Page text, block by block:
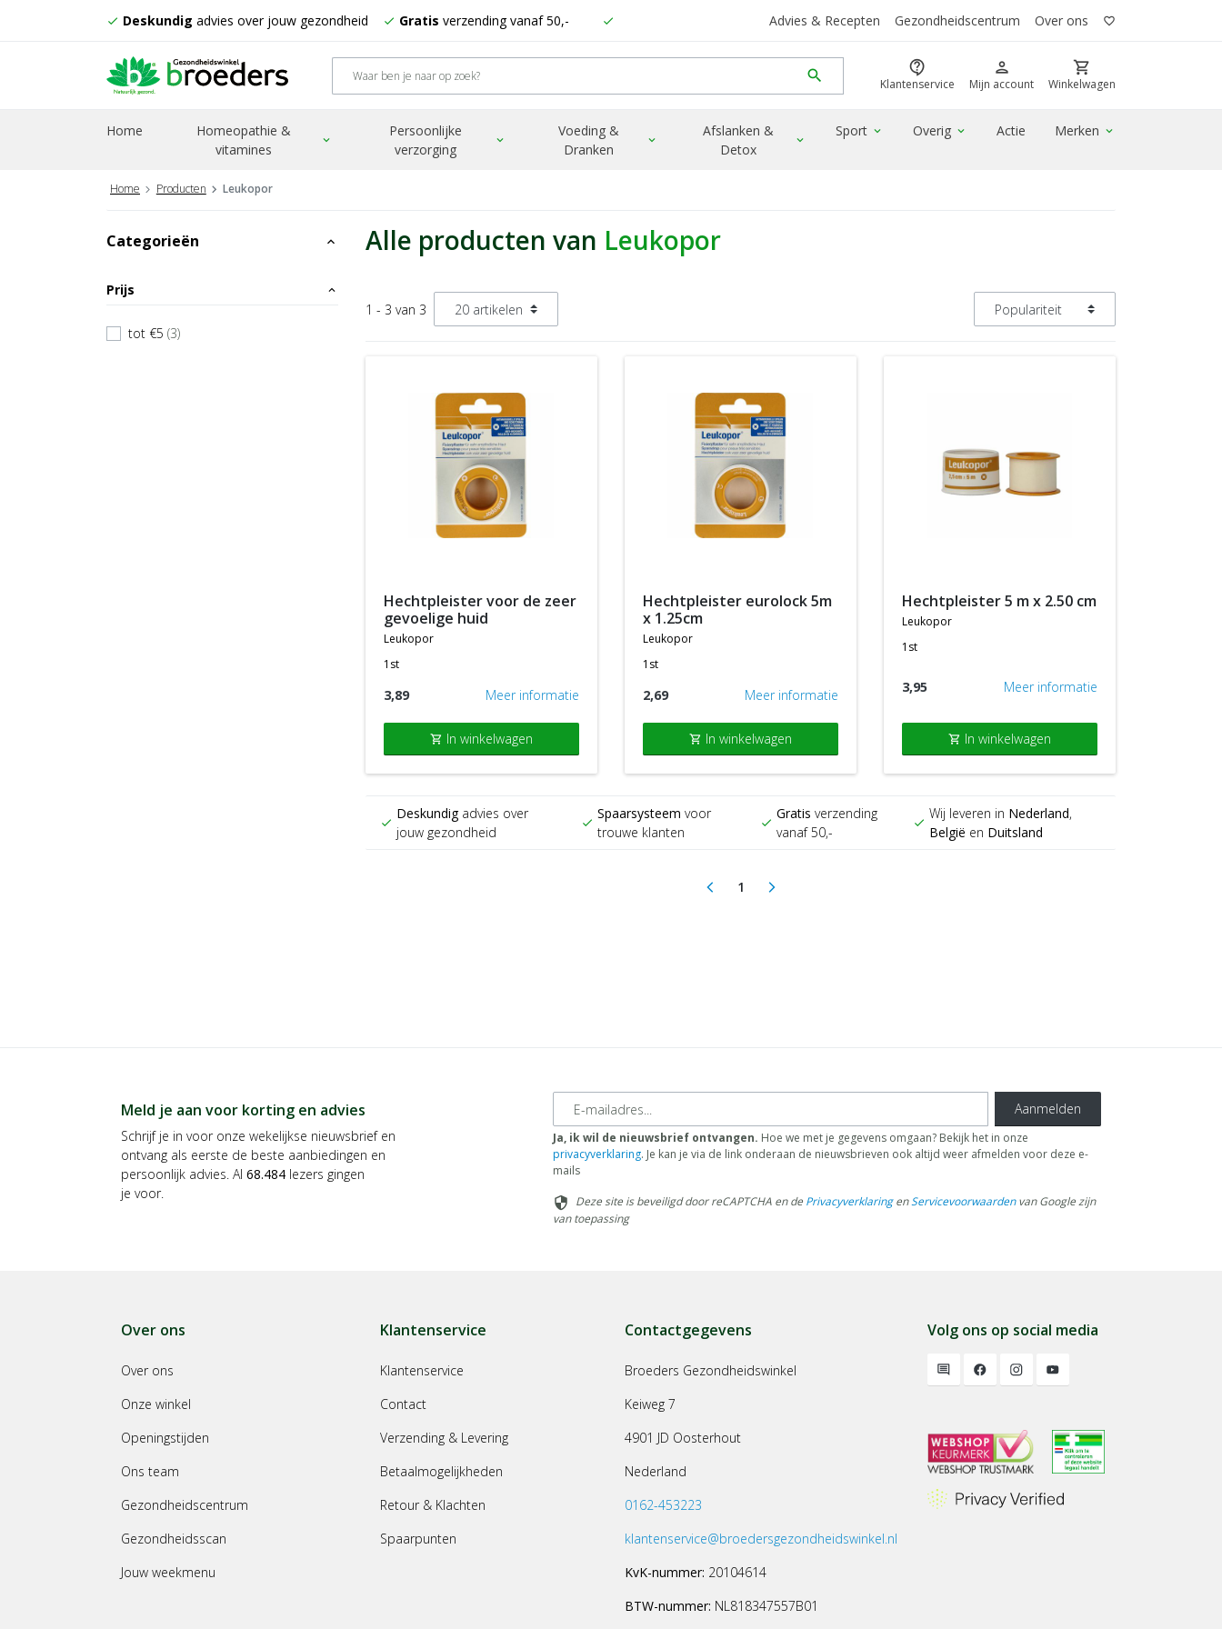
check Deskundig advies over jouw gezondheid check Gratis verzending vanaf 50,- check Advies & Recepten Gezondheidscentrum Over ons favorite_border
search contact_support
Klantenservice
person
Mijn account
shopping_cart
Winkelwagen
Home
Homeopathie &
vitamines
expand_more
Persoonlijke
verzorging
expand_more
Voeding &
Dranken
expand_more
Afslanken &
Detox
expand_more
Sport expand_more Overig expand_more Actie Merken expand_more
Home Producten Leukopor
Categorieën expand_less
Prijs expand_less
tot €5 (3)
Alle producten van Leukopor
1 - 3 van 3
hechtpleister voor de zeer
gevoelige huid
leukopor
1st
3,89 Meer informatie
shopping_cart In winkelwagen
hechtpleister eurolock 5m
x 1.25cm
leukopor
1st
2,69 Meer informatie
shopping_cart In winkelwagen
hechtpleister 5 m x 2.50 cm
leukopor
1st
3,95 Meer informatie
shopping_cart In winkelwagen
check
Deskundigadvies over
jouw gezondheid
check
Spaarsysteem voor
trouwe klanten
check
Gratis verzending
vanaf 50,-
check
Wij leveren in Nederland,
België en Duitsland
arrow_back_ios 1(current)
arrow_forward_ios
Meld je aan voor korting en advies
Schrijf je in voor onze wekelijkse nieuwsbrief en
ontvang als eerste de beste aanbiedingen en
persoonlijk advies. Al 68.484 lezers gingen
je voor.
E-mailadres Aanmelden
Ja, ik wil de nieuwsbrief ontvangen. Hoe we met je gegevens omgaan? Bekijk het in onze
privacyverklaring. Je kan je via de link onderaan de nieuwsbrieven ook altijd weer afmelden voor deze e-
mails
security Deze site is beveiligd door reCAPTCHA en de PrivacyverklaringenServicevoorwaardenvan Google zijn
van toepassing
Over ons
Over ons
Onze winkel
Openingstijden
Ons team
Gezondheidscentrum
Gezondheidsscan
Jouw weekmenu
Klantenservice
Klantenservice
Contact
Verzending & Levering
Betaalmogelijkheden
Retour & Klachten
Spaarpunten
Contactgegevens
Broeders Gezondheidswinkel
Keiweg 7
4901 JD Oosterhout
Nederland
0162-453223
klantenservice@broedersgezondheidswinkel.nl
KvK-nummer: 20104614
BTW-nummer: NL818347557B01
Volg ons op social media